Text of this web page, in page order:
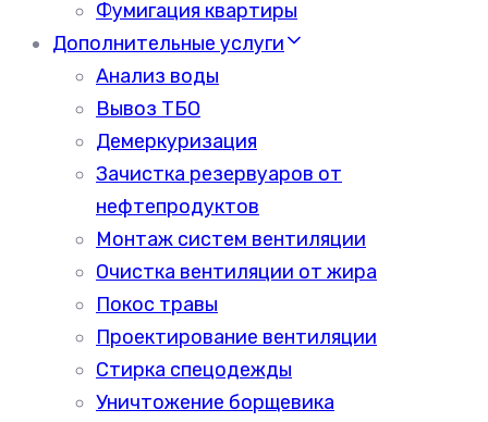
Фумигация квартиры
Дополнительные услуги
Анализ воды
Вывоз ТБО
Демеркуризация
Зачистка резервуаров от
нефтепродуктов
Монтаж систем вентиляции
Очистка вентиляции от жира
Покос травы
Проектирование вентиляции
Стирка спецодежды
Уничтожение борщевика